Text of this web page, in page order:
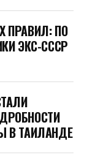
ПРАВИЛ: ПО
ЭКС-СССР
В ТАИЛАНДЕ